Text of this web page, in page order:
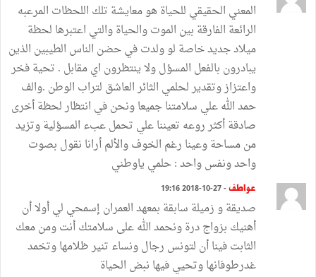
المعني الحقيقي للحياة هو معايشة تلك اللحظات المرعبه
الرائعة الفارقة بين الموت والحياة والتي اعتبرها لحظة
ميلاد جديد خاصة لو ولدت في حضن الناس الطيبين الذين
يبادرون بالفعل المسؤل ولا ينتظرون اي مقابل . تحية فخر
واعتزاز وتقدير لحلمي الثائر العاشق لتراب الوطن .والف
حمد الله علي سلامتنا جميعا ونحن في انتظار لحظة أخرى
صادقة أكثر روعه تعيننا علي تحمل عبء المسؤلية وتزيد
من مساحة وعينا رغم الخوف والألم أرانا نقول بصوت
واحد ونفس واحد : حلمي ياوطني
عواطف - 27-10-2018 19:16
صديقة و زميلة سابقة بمعهد العمران إسمحي لي أولا أن
أهنيك بزواج درة ونحمد الله على سلامتك أنت ومن معك
الثابت فينا أن لتونس رجال ونساء تنير ظلامها وتخمد
غدرطوفانها وتحيي فيها نبض الحياة